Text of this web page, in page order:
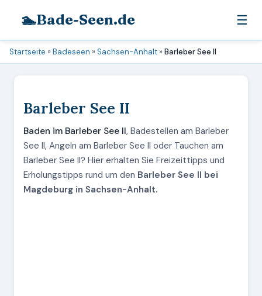
🏊Bade-Seen.de ☰
Startseite »Badeseen »Sachsen-Anhalt »Barleber See II
Barleber See II
Baden im Barleber See II, Badestellen am Barleber
See II, Angeln am Barleber See II oder Tauchen am
Barleber See II? Hier erhalten Sie Freizeittipps und
Erholungstipps rund um den Barleber See II bei
Magdeburg in Sachsen-Anhalt.